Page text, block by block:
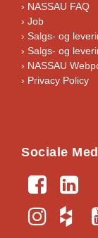
› NASSAU FAQ
› Job
› Salgs- og
› Salgs- og
› NASSAU
› Privacy Policy
Sociale